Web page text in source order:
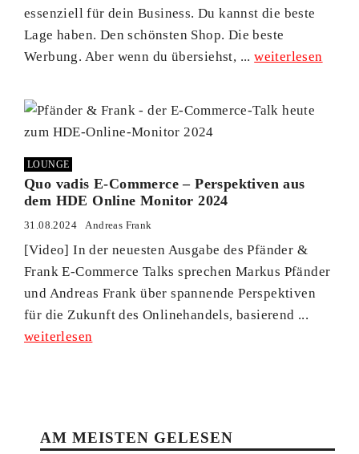
essenziell für dein Business. Du kannst die beste
Lage haben. Den schönsten Shop. Die beste
Werbung. Aber wenn du übersiehst, ...weiterlesen
LOUNGE
Quo vadis E-Commerce – Perspektiven aus
dem HDE Online Monitor 2024
31.08.2024 Andreas Frank
[Video] In der neuesten Ausgabe des Pfänder &
Frank E-Commerce Talks sprechen Markus Pfänder
und Andreas Frank über spannende Perspektiven
für die Zukunft des Onlinehandels, basierend ...
weiterlesen
AM MEISTEN GELESEN